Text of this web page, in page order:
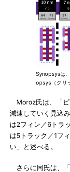
Synopsysは
opsys（クリ
Moroz氏は、「ピ
減速していく見込
は2フィン／6トラ
は5トラック／1フ
い」と述べる。
さらに同氏は、